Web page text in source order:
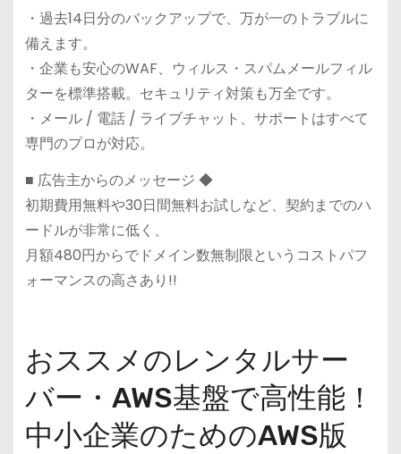
・過去14日分のバックアップで、万が一のトラブルに
備えます。
・企業も安心のWAF、ウィルス・スパムメールフィル
ターを標準搭載。セキュリティ対策も万全です。
・メール / 電話 / ライブチャット、サポートはすべて
専門のプロが対応。
■ 広告主からのメッセージ ◆
初期費用無料や30日間無料お試しなど、契約までのハ
ードルが非常に低く、
月額480円からでドメイン数無制限というコストパフ
ォーマンスの高さあり!!
おススメのレンタルサー
バー・AWS基盤で高性能！
中小企業のためのAWS版